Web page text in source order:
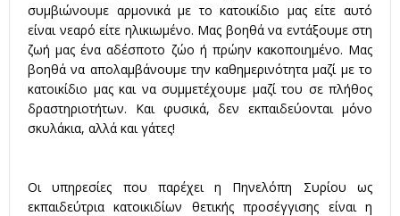
συμβιώνουμε αρμονικά με το κατοικίδιο μας είτε αυτό
είναι νεαρό είτε ηλικιωμένο. Μας βοηθά να εντάξουμε στη
ζωή μας ένα αδέσποτο ζώο ή πρώην κακοποιημένο. Μας
βοηθά να απολαμβάνουμε την καθημερινότητα μαζί με το
κατοικίδιο μας και να συμμετέχουμε μαζί του σε πλήθος
δραστηριοτήτων. Και φυσικά, δεν εκπαιδεύονται μόνο
σκυλάκια, αλλά και γάτες!
Οι υπηρεσίες που παρέχει η Πηνελόπη Συρίου ως
εκπαιδεύτρια κατοικιδίων θετικής προσέγγισης είναι η